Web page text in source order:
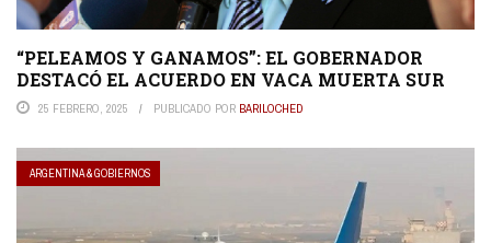
“PELEAMOS Y GANAMOS”: EL GOBERNADOR
DESTACÓ EL ACUERDO EN VACA MUERTA SUR
25 FEBRERO, 2025 PUBLICADO POR BARILOCHED
ARGENTINA & GOBIERNOS